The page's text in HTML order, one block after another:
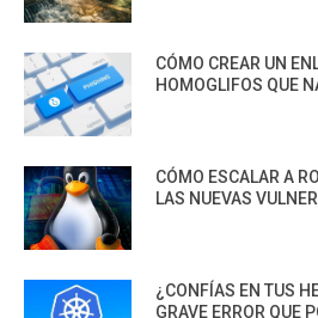
CÓMO CREAR UN
HOMOGLIFOS QUE
CÓMO ESCALAR A
LAS NUEVAS
¿CONFÍAS EN TUS
GRAVE ERROR QUE